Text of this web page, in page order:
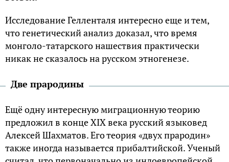
Исследование Гелленталя интересно еще и тем,
что генетический анализ доказал, что время
монголо-татарского нашествия практически
никак не сказалось на русском этногенезе.
Две прародины
Ещё одну интересную миграционную теорию
предложил в конце XIX века русский языковед
Алексей Шахматов. Его теория «двух прародин»
также иногда называется прибалтийской. Ученый